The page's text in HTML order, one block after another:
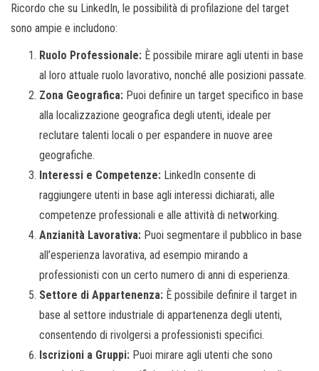
Ricordo che su LinkedIn, le possibilità di profilazione del target
sono ampie e includono:
Ruolo Professionale: È possibile mirare agli utenti in base
al loro attuale ruolo lavorativo, nonché alle posizioni passate.
Zona Geografica: Puoi definire un target specifico in base
alla localizzazione geografica degli utenti, ideale per
reclutare talenti locali o per espandere in nuove aree
geografiche.
Interessi e Competenze: LinkedIn consente di
raggiungere utenti in base agli interessi dichiarati, alle
competenze professionali e alle attività di networking.
Anzianità Lavorativa: Puoi segmentare il pubblico in base
all’esperienza lavorativa, ad esempio mirando a
professionisti con un certo numero di anni di esperienza.
Settore di Appartenenza: È possibile definire il target in
base al settore industriale di appartenenza degli utenti,
consentendo di rivolgersi a professionisti specifici.
Iscrizioni a Gruppi: Puoi mirare agli utenti che sono